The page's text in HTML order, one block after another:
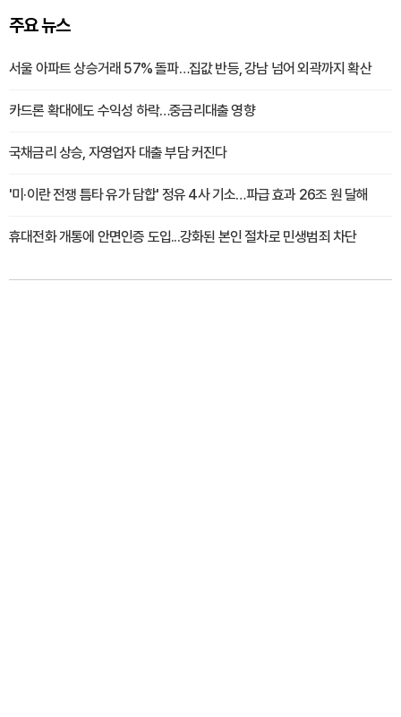
주요 뉴스
서울 아파트 상승거래 57% 돌파…집값 반등, 강남 넘어 외곽까지 확산
카드론 확대에도 수익성 하락…중금리대출 영향
국채금리 상승, 자영업자 대출 부담 커진다
'미·이란 전쟁 틈타 유가 담합' 정유 4사 기소…파급 효과 26조 원 달해
휴대전화 개통에 안면인증 도입...강화된 본인 절차로 민생범죄 차단